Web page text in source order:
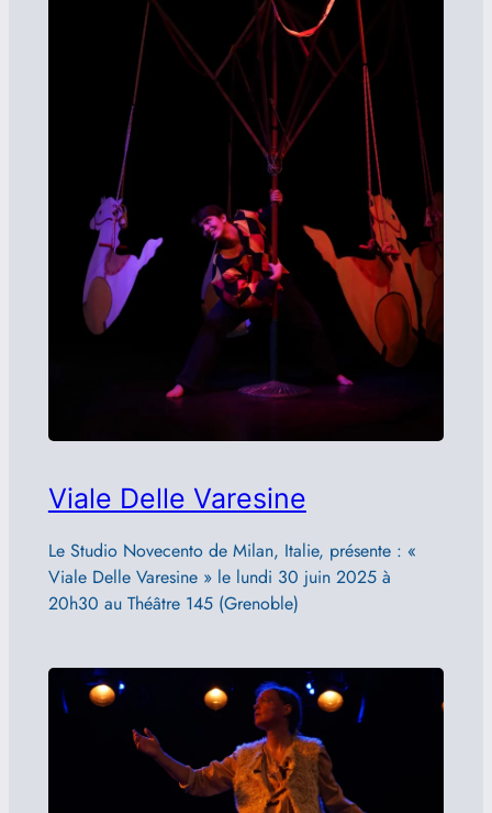
Viale Delle Varesine
Le Studio Novecento de Milan, Italie, présente : «
Viale Delle Varesine » le lundi 30 juin 2025 à
20h30 au Théâtre 145 (Grenoble)